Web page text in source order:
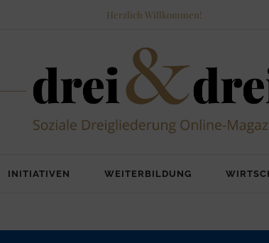
Herzlich Willkommen!
INITIATIVEN WEITERBILDUNG